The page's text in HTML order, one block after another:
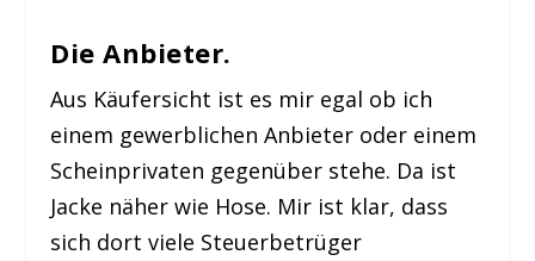
Die Anbieter.
Aus Käufersicht ist es mir egal ob ich
einem gewerblichen Anbieter oder einem
Scheinprivaten gegenüber stehe. Da ist
Jacke näher wie Hose. Mir ist klar, dass
sich dort viele Steuerbetrüger